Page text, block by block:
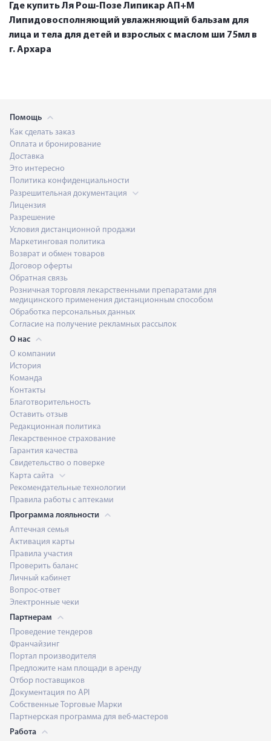
Где купить Ля Рош-Позе Липикар АП+М
Липидовосполняющий увлажняющий бальзам для
лица и тела для детей и взрослых с маслом ши 75мл в
г. Архара
Помощь
Как сделать заказ
Оплата и бронирование
Доставка
Это интересно
Политика конфиденциальности
Разрешительная документация
Лицензия
Разрешение
Условия дистанционной продажи
Маркетинговая политика
Возврат и обмен товаров
Договор оферты
Обратная связь
Розничная торговля лекарственными препаратами для
медицинского применения дистанционным способом
Обработка персональных данных
Согласие на получение рекламных рассылок
О нас
О компании
История
Команда
Контакты
Благотворительность
Оставить отзыв
Редакционная политика
Лекарственное страхование
Гарантия качества
Свидетельство о поверке
Карта сайта
Рекомендательные технологии
Правила работы с аптеками
Программа лояльности
Аптечная семья
Активация карты
Правила участия
Проверить баланс
Личный кабинет
Вопрос-ответ
Электронные чеки
Партнерам
Проведение тендеров
Франчайзинг
Портал производителя
Предложите нам площади в аренду
Отбор поставщиков
Документация по API
Собственные Торговые Марки
Партнерская программа для веб-мастеров
Работа